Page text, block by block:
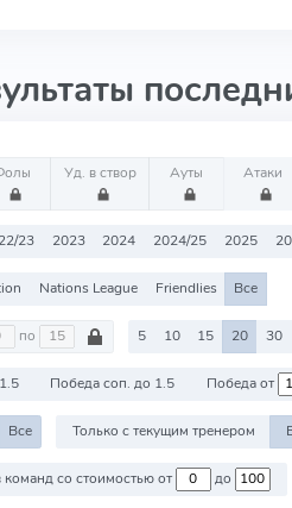
Уд. в створ Ауты Атаки
23 2023 2024 2024/25 2025
Nations League Friendlies Все
по 5 10 15 20 30
Победа соп. до 1.5 Победа от
Все Только с текущим тренером
Против команд со стоимостью от до